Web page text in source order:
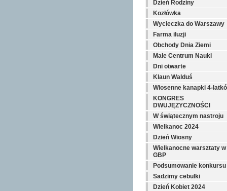
Dzień Rodziny
Kozłówka
Wycieczka do Warszawy
Farma iluzji
Obchody Dnia Ziemi
Małe Centrum Nauki
Dni otwarte
Klaun Walduś
Wiosenne kanapki 4-
KONGRES
DWUJĘZYCZNOŚCI
W świątecznym nastroju
Wielkanoc 2024
Dzień Wiosny
Wielkanocne warsztaty w
GBP
Podsumowanie konkursu
Sadzimy cebulki
Dzień Kobiet 2024